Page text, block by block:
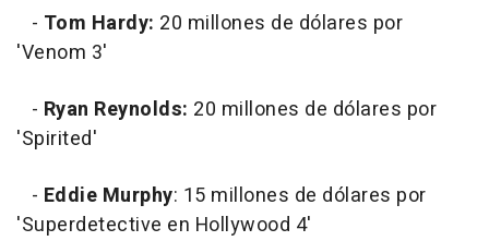
- Tom Hardy: 20 millones de dólares por
'Venom 3'
- Ryan Reynolds: 20 millones de dólares por
'Spirited'
- Eddie Murphy: 15 millones de dólares por
'Superdetective en Hollywood 4'